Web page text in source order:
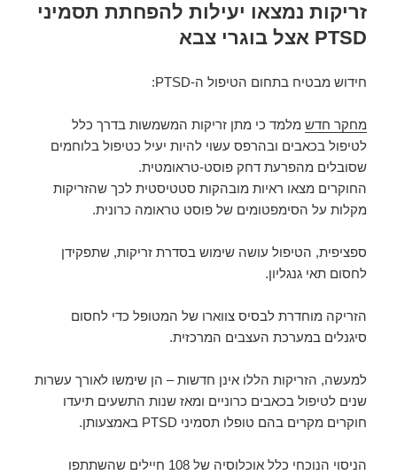
זריקות נמצאו יעילות להפחתת תסמיני
PTSD אצל בוגרי צבא
חידוש מבטיח בתחום הטיפול ה-PTSD:
מחקר חדש מלמד כי מתן זריקות המשמשות בדרך כלל
לטיפול בכאבים ובהרפס עשוי להיות יעיל כטיפול בלוחמים
שסובלים מהפרעת דחק פוסט-טראומטית.
החוקרים מצאו ראיות מובהקות סטטיסטית לכך שהזריקות
מקלות על הסימפטומים של פוסט טראומה כרונית.
ספציפית, הטיפול עושה שימוש בסדרת זריקות, שתפקידן
לחסום תאי גנגליון.
הזריקה מוחדרת לבסיס צווארו של המטופל כדי לחסום
סיגנלים במערכת העצבים המרכזית.
למעשה, הזריקות הללו אינן חדשות – הן שימשו לאורך עשרות
שנים לטיפול בכאבים כרוניים ומאז שנות התשעים תיעדו
חוקרים מקרים בהם טופלו תסמיני PTSD באמצעותן.
הניסוי הנוכחי כלל אוכלוסיה של 108 חיילים שהשתתפו